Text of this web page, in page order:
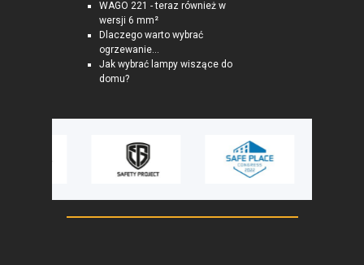
WAGO 221 - teraz również w
wersji 6 mm²
Dlaczego warto wybrać
ogrzewanie...
Jak wybrać lampy wiszące do
domu?